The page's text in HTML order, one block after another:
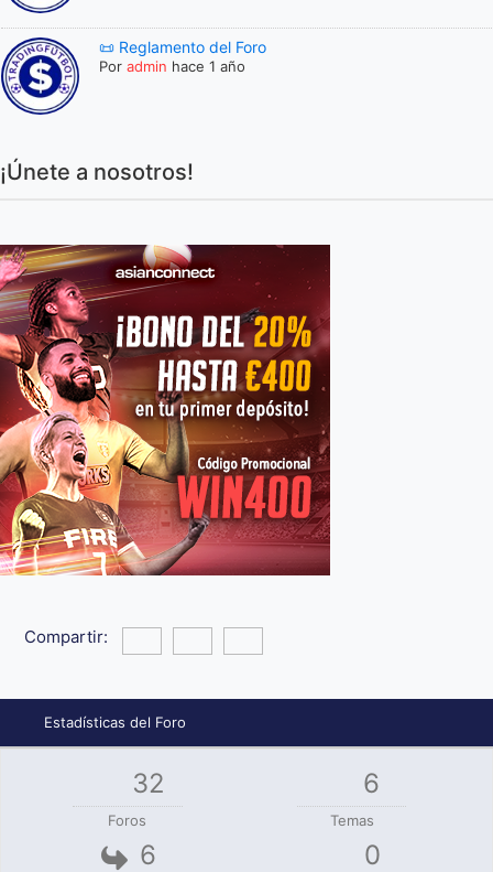
📜 Reglamento del Foro
Poradmin hace 1 año
¡Únete a nosotros!
Compartir:
Estadísticas del Foro
32
Foros
6
Temas
6 0